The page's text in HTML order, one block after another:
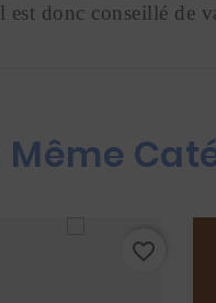
donc conseillé de
Même
favorite_border